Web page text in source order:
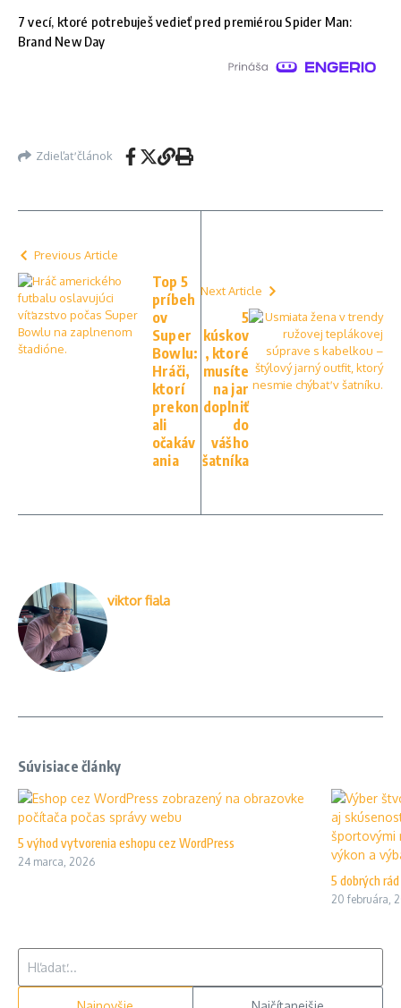
7 vecí, ktoré potrebuješ vedieť pred premiérou Spider Man:
Brand New Day
Zdieľať článok
Previous Article
Top 5
príbeh
ov
Super
Bowlu:
Hráči,
ktorí
prekon
ali
očakáv
ania
Next Article
5
kúskov
, ktoré
musíte
na jar
doplniť
do
vášho
šatníka
viktor fiala
Súvisiace články
5 výhod vytvorenia eshopu cez WordPress
24 marca, 2026
5 dobrých
20 februára,